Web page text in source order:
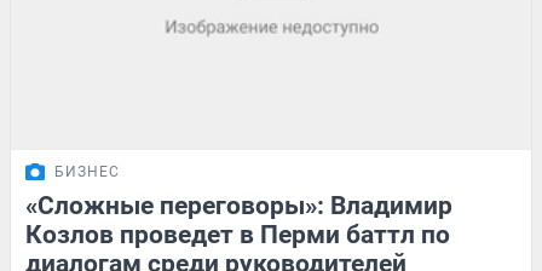
БИЗНЕС
«Сложные переговоры»: Владимир
Козлов проведет в Перми баттл по
диалогам среди руководителей